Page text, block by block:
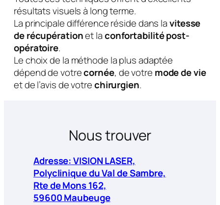
résultats visuels à long terme.
La principale différence réside dans lavitesse
de récupérationet laconfortabilité post-
opératoire.
Le choix de la méthode la plus adaptée
dépend de votrecornée, de votre mode de vie
et de l’avis de votrechirurgien.
Nous trouver
Adresse: VISION LASER,
Polyclinique du Val de Sambre,
Rte de Mons 162,
59600 Maubeuge